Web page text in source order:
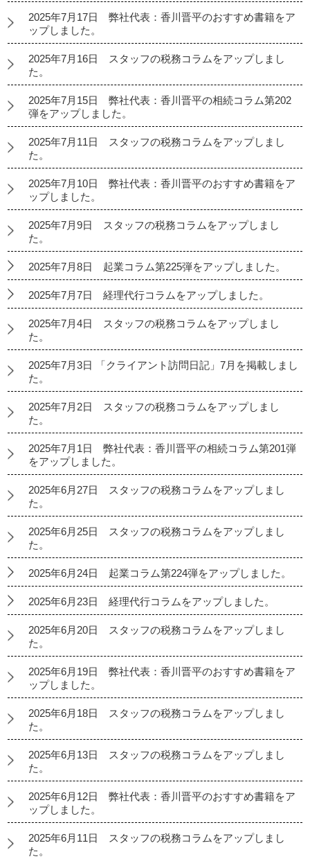
2025年7月17日 弊社代表：香川晋平のおすすめ書籍をア
ップしました。
2025年7月16日 スタッフの税務コラムをアップしまし
た。
2025年7月15日 弊社代表：香川晋平の相続コラム第202
弾をアップしました。
2025年7月11日 スタッフの税務コラムをアップしまし
た。
2025年7月10日 弊社代表：香川晋平のおすすめ書籍をア
ップしました。
2025年7月9日 スタッフの税務コラムをアップしまし
た。
2025年7月8日 起業コラム第225弾をアップしました。
2025年7月7日 経理代行コラムをアップしました。
2025年7月4日 スタッフの税務コラムをアップしまし
た。
2025年7月3日 「クライアント訪問日記」7月を掲載しまし
た。
2025年7月2日 スタッフの税務コラムをアップしまし
た。
2025年7月1日 弊社代表：香川晋平の相続コラム第201弾
をアップしました。
2025年6月27日 スタッフの税務コラムをアップしまし
た。
2025年6月25日 スタッフの税務コラムをアップしまし
た。
2025年6月24日 起業コラム第224弾をアップしました。
2025年6月23日 経理代行コラムをアップしました。
2025年6月20日 スタッフの税務コラムをアップしまし
た。
2025年6月19日 弊社代表：香川晋平のおすすめ書籍をア
ップしました。
2025年6月18日 スタッフの税務コラムをアップしまし
た。
2025年6月13日 スタッフの税務コラムをアップしまし
た。
2025年6月12日 弊社代表：香川晋平のおすすめ書籍をア
ップしました。
2025年6月11日 スタッフの税務コラムをアップしまし
た。